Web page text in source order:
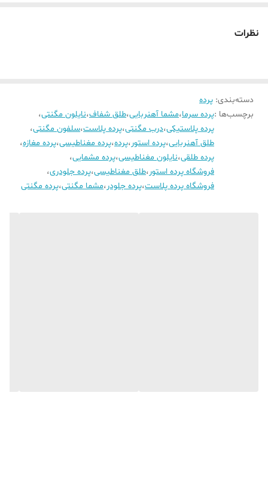
نظرات
دسته‌بندی: پرده
برچسب‌ها :پرده سرما،مشما آهنربایی،طلق شفاف،نایلون مگنتی،
پرده پلاستیکی،درب مگنتی،پرده پلاست،سلفون مگنتی،
طلق آهنربایی،پرده استور،پرده،پرده مغناطیسی،پرده مغازه،
پرده طلقی،نایلون مغناطیسی،پرده مشمایی،
فروشگاه پرده استور،طلق مغناطیسی،پرده جلودری،
فروشگاه پرده پلاست،پرده جلودر،مشما مگنتی،پرده مگنتی